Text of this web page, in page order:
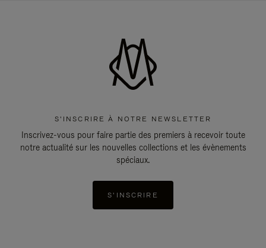
S'INSCRIRE À NOTRE NEWSLETTER
Inscrivez-vous pour faire partie des premiers à recevoir toute
notre actualité sur les nouvelles collections et les évènements
spéciaux.
S'INSCRIRE